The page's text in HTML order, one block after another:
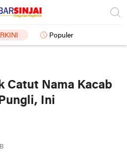
Populer
Catut Nama Kacab
Ini